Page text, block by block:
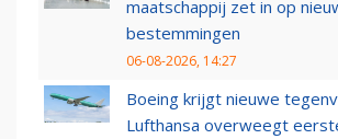
maatschappij zet in op
bestemmingen
06-08-2026, 14:27
Boeing krijgt nieuwe
Lufthansa overweegt